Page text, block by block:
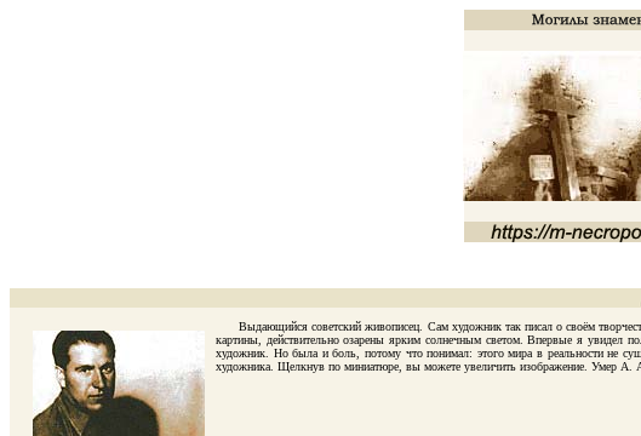
Выдающийся советский живописец. Сам художник так писал о своём
картины, действительно озарены ярким солнечным светом. Впервые я увидел
художник. Но была и боль, потому что понимал: этого мира в реальности не
художника. Щелкнув по миниатюре, вы можете увеличить изображение. Умер А.